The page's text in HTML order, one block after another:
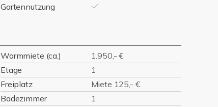
Gartennutzung
Warmmiete (ca.)
1.950,- €
Etage
1
Freiplatz
Miete 125,- €
Badezimmer
1